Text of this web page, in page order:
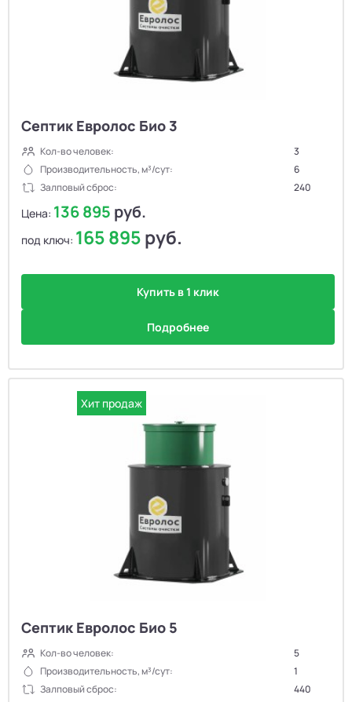
Септик Евролос Био 3
Кол-во человек:
3
Производительность, м³/сут:
6
Залповый сброс:
240
Цена: 136 895 руб.
под ключ: 165 895руб.
Купить в 1 клик
Подробнее
Хит продаж
Септик Евролос Био 5
Кол-во человек:
5
Производительность, м³/сут:
1
Залповый сброс:
440